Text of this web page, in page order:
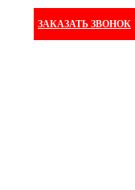
ЗАКАЗАТЬ ЗВОНОК